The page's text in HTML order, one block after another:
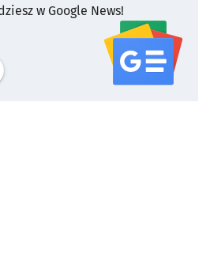
w Google News!
serwisu